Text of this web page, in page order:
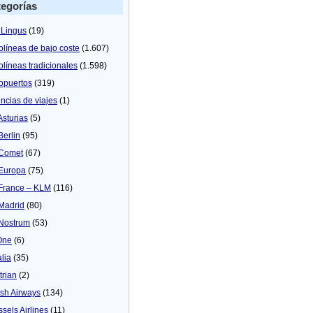
(19)
de bajo coste (1.607)
tradicionales (1.598)
(319)
de viajes (1)
(5)
(95)
(67)
(75)
– KLM (116)
(80)
(53)
(6)
(35)
(2)
Airways (134)
Airlines (11)